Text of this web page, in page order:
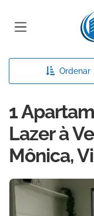
Ordenar
1
Lazer à
Mônica,